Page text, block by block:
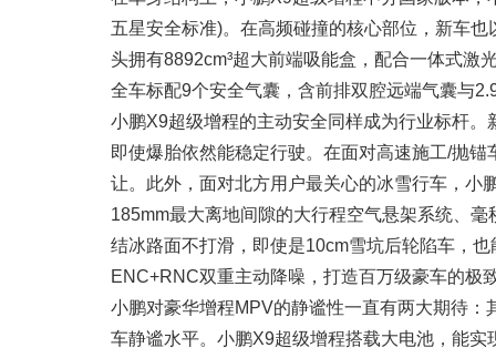
五星安全标准)。在高频碰撞的核心部位，新车
头拥有8892cm³超大前端吸能盒，配合一体式激
全车标配9个安全气囊，含前排双腔远端气囊与
小鹏X9超级增程的主动安全同样成为行业标杆
即使爆胎依然能稳定行驶。在面对高速施工/抛
让。此外，面对北方用户最关心的冰雪行车，小
185mm最大离地间隙的大行程空气悬架系统、
结冰路面不打滑，即使是10cm雪坑后轮陷车，也
ENC+RNC双重主动降噪，打造百万级豪车的极
小鹏对豪华增程MPV的静谧性一直有两大期待
车静谧水平。小鹏X9超级增程搭载大电池，能